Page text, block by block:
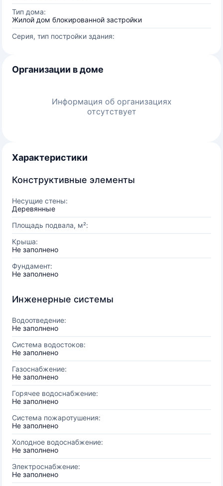
Тип дома:
Жилой дом блокированной застройки
Серия, тип постройки здания:
Организации в доме
Информация об организациях
отсутствует
Характеристики
Конструктивные элементы
Несущие стены:
Деревянные
Площадь подвала, м²:
Крыша:
Не заполнено
Фундамент:
Не заполнено
Инженерные системы
Водоотведение:
Не заполнено
Система водостоков:
Не заполнено
Газоснабжение:
Не заполнено
Горячее водоснабжение:
Не заполнено
Система пожаротушения:
Не заполнено
Холодное водоснабжение:
Не заполнено
Электроснабжение:
Не заполнено